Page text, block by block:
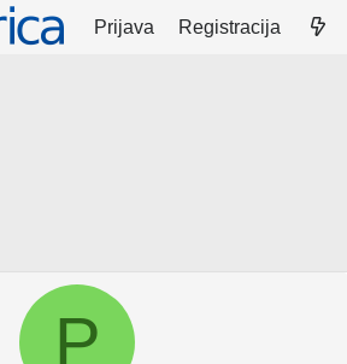
Prijava Registracija
P